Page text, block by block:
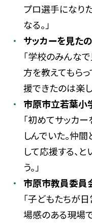
プロ選手になり
なる。」
サッカーを見た
「学校のみんな
方を教えてもら
援できたのは楽し
市原市立若葉小
「初めてサッカ
しんでいた。仲
して応援する、
う。」
市原市教員委員
「子どもたちが
場感のある現場